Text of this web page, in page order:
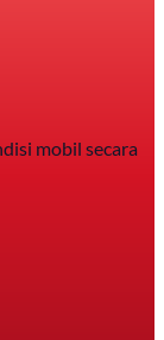
mobil secara